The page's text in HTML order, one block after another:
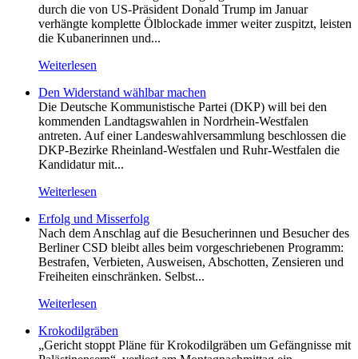
durch die von US-Präsident Donald Trump im Januar
verhängte komplette Ölblockade immer weiter zuspitzt, leisten
die Kubanerinnen und...
Weiterlesen
Den Widerstand wählbar machen
Die Deutsche Kommunistische Partei (DKP) will bei den
kommenden Landtagswahlen in Nordrhein-Westfalen
antreten. Auf einer Landeswahlversammlung beschlossen die
DKP-Bezirke Rheinland-Westfalen und Ruhr-Westfalen die
Kandidatur mit...
Weiterlesen
Erfolg und Misserfolg
Nach dem Anschlag auf die Besucherinnen und Besucher des
Berliner CSD bleibt alles beim vorgeschriebenen Programm:
Bestrafen, Verbieten, Ausweisen, Abschotten, Zensieren und
Freiheiten einschränken. Selbst...
Weiterlesen
Krokodilgräben
„Gericht stoppt Pläne für Krokodilgräben um Gefängnisse mit